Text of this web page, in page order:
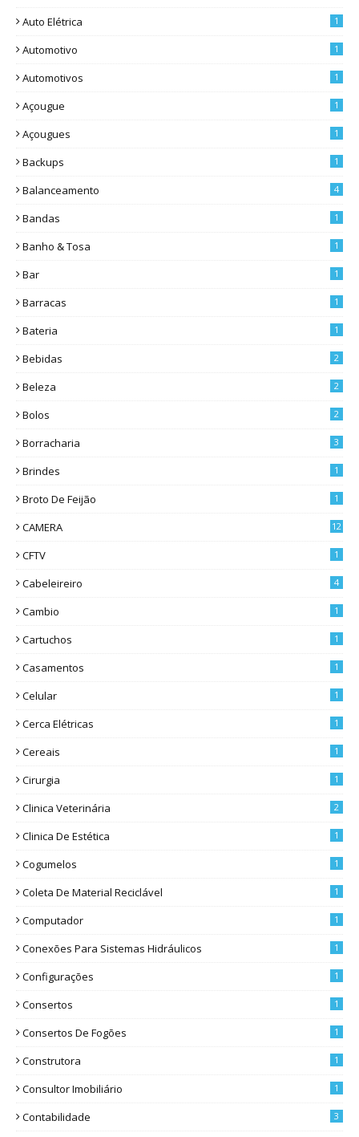
Auto Elétrica
1
Automotivo 1
Automotivos 1
Açougue 1
Açougues 1
Backups 1
Balanceamento 4
Bandas 1
Banho & Tosa 1
Bar 1
Barracas 1
Bateria 1
Bebidas 2
Beleza 2
Bolos 2
Borracharia 3
Brindes 1
Broto De Feijão 1
CAMERA 12
CFTV 1
Cabeleireiro 4
Cambio 1
Cartuchos 1
Casamentos 1
Celular 1
Cerca Elétricas 1
Cereais 1
Cirurgia 1
Clinica Veterinária 2
Clinica De Estética 1
Cogumelos 1
Coleta De Material Reciclável 1
Computador 1
Conexões Para Sistemas Hidráulicos 1
Configurações 1
Consertos 1
Consertos De Fogões 1
Construtora 1
Consultor Imobiliário 1
Contabilidade 3